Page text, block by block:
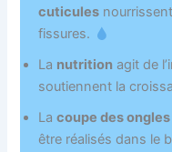
cuticules
fissures.
La nutrition agit de
soutiennent la
Lacoupe des ongles
être réalisés dans le